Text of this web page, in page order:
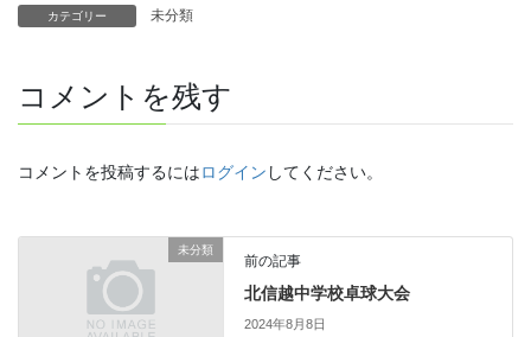
カテゴリー 未分類
コメントを残す
コメントを投稿するにはログイン してください。
未分類
前の記事
北信越中学校卓球大会
2024年8月8日